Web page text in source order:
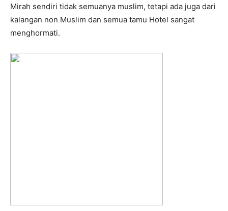
Mirah sendiri tidak semuanya muslim, tetapi ada juga dari
kalangan non Muslim dan semua tamu Hotel sangat
menghormati.